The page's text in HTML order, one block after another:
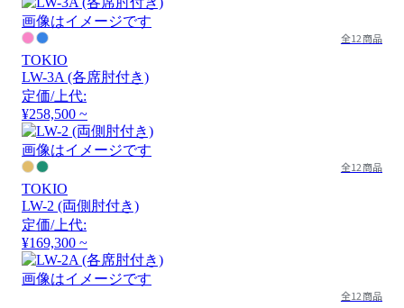
画像はイメージです
全12商品
TOKIO
LW-3A (各席肘付き)
定価/上代:
¥258,500 ~
画像はイメージです
全12商品
TOKIO
LW-2 (両側肘付き)
定価/上代:
¥169,300 ~
画像はイメージです
全12商品